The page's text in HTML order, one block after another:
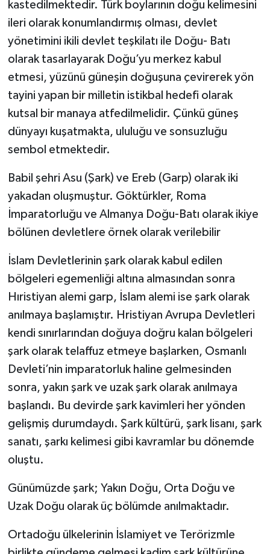
kastedilmektedir. Türk boylarının doğu kelimesini
ileri olarak konumlandırmış olması, devlet
yönetimini ikili devlet teşkilatı ile Doğu- Batı
olarak tasarlayarak Doğu’yu merkez kabul
etmesi, yüzünü güneşin doğuşuna çevirerek yön
tayini yapan bir milletin istikbal hedefi olarak
kutsal bir manaya atfedilmelidir. Çünkü güneş
dünyayı kuşatmakta, ululuğu ve sonsuzluğu
sembol etmektedir.
Babil şehri Asu (Şark) ve Ereb (Garp) olarak iki
yakadan oluşmuştur. Göktürkler, Roma
İmparatorluğu ve Almanya Doğu-Batı olarak ikiye
bölünen devletlere örnek olarak verilebilir
İslam Devletlerinin şark olarak kabul edilen
bölgeleri egemenliği altına almasından sonra
Hıristiyan alemi garp, İslam alemi ise şark olarak
anılmaya başlamıştır. Hristiyan Avrupa Devletleri
kendi sınırlarından doğuya doğru kalan bölgeleri
şark olarak telaffuz etmeye başlarken, Osmanlı
Devleti’nin imparatorluk haline gelmesinden
sonra, yakın şark ve uzak şark olarak anılmaya
başlandı. Bu devirde şark kavimleri her yönden
gelişmiş durumdaydı. Şark kültürü, şark lisanı, şark
sanatı, şarkı kelimesi gibi kavramlar bu dönemde
oluştu.
Günümüzde şark; Yakın Doğu, Orta Doğu ve
Uzak Doğu olarak üç bölümde anılmaktadır.
Ortadoğu ülkelerinin İslamiyet ve Terörizmle